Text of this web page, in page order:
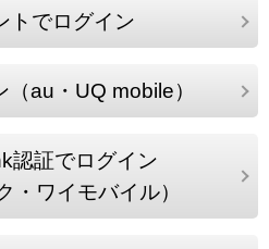
トでログイン
au・UQ mobile）
認証でログイン
・ワイモバイル）